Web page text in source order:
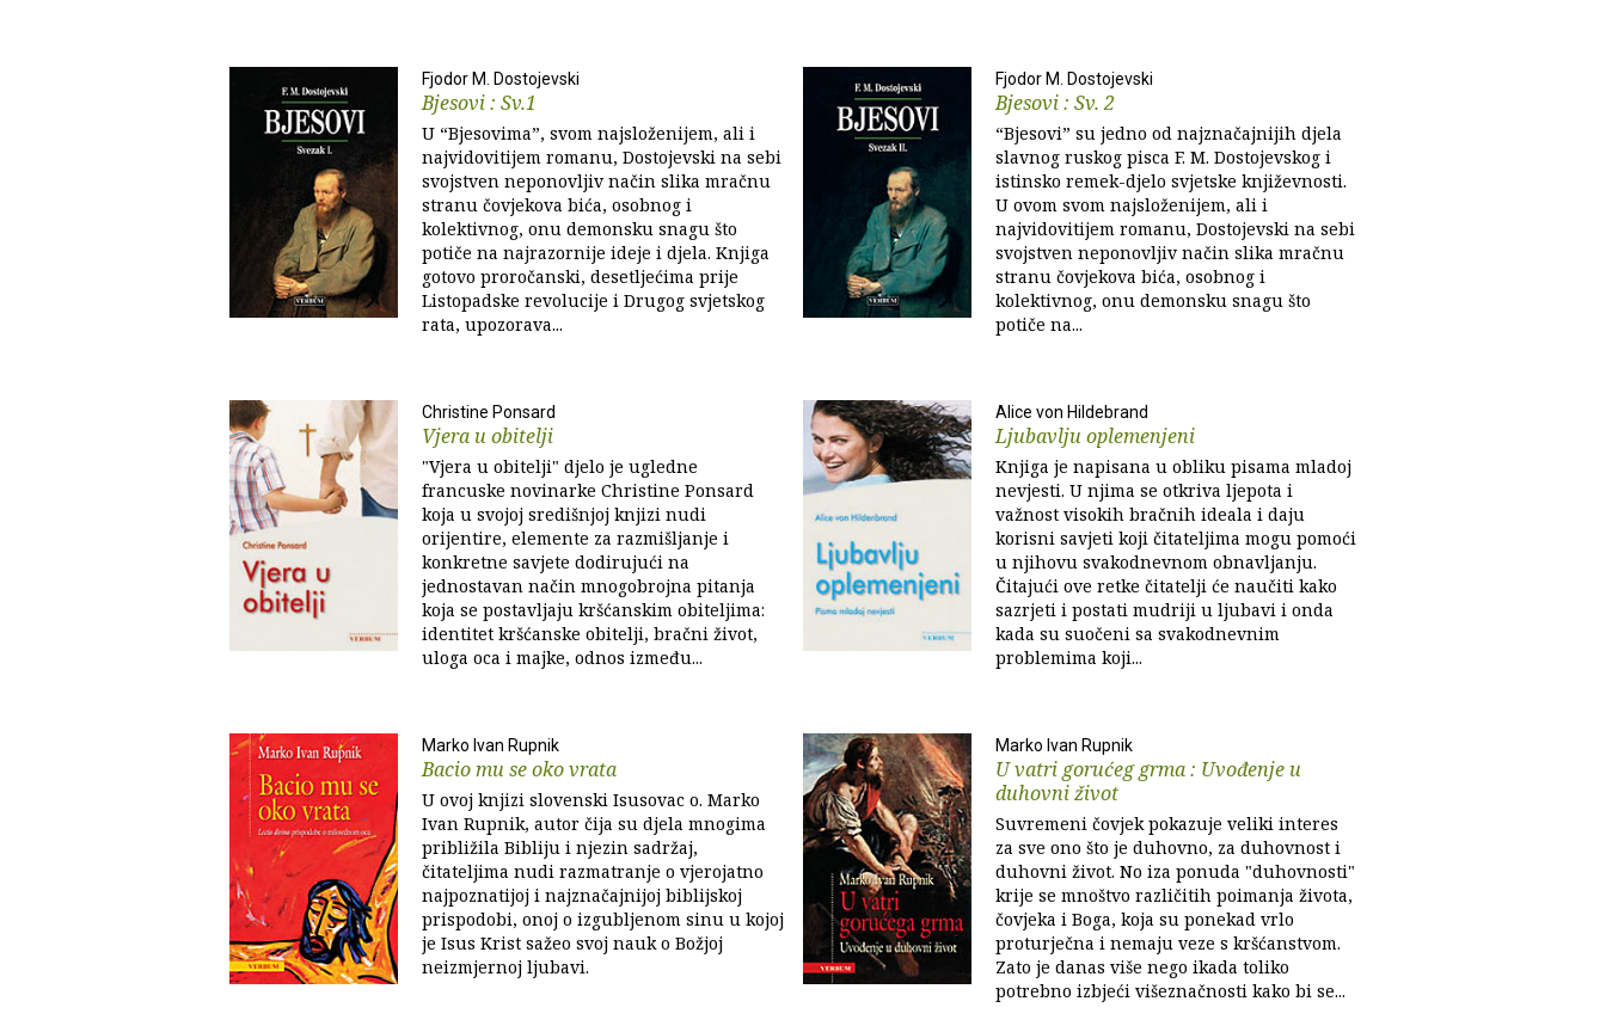
Fjodor M. Dostojevski
Bjesovi : Sv.1
U “Bjesovima”, svom najsloženijem, ali i
najvidovitijem romanu, Dostojevski na sebi
svojstven neponovljiv način slika mračnu
stranu čovjekova bića, osobnog i
kolektivnog, onu demonsku snagu što
potiče na najrazornije ideje i djela. Knjiga
gotovo proročanski, desetljećima prije
Listopadske revolucije i Drugog svjetskog
rata, upozorava...
Fjodor M. Dostojevski
Bjesovi : Sv. 2
“Bjesovi” su jedno od najznačajnijih djela
slavnog ruskog pisca F. M. Dostojevskog i
istinsko remek-djelo svjetske književnosti.
U ovom svom najsloženijem, ali i
najvidovitijem romanu, Dostojevski na sebi
svojstven neponovljiv način slika mračnu
stranu čovjekova bića, osobnog i
kolektivnog, onu demonsku snagu što
potiče na...
Christine Ponsard
Vjera u obitelji
"Vjera u obitelji" djelo je ugledne
francuske novinarke Christine Ponsard
koja u svojoj središnjoj knjizi nudi
orijentire, elemente za razmišljanje i
konkretne savjete dodirujući na
jednostavan način mnogobrojna pitanja
koja se postavljaju kršćanskim obiteljima:
identitet kršćanske obitelji, bračni život,
uloga oca i majke, odnos između...
Alice von Hildebrand
Ljubavlju oplemenjeni
Knjiga je napisana u obliku pisama mladoj
nevjesti. U njima se otkriva ljepota i
važnost visokih bračnih ideala i daju
korisni savjeti koji čitateljima mogu pomoći
u njihovu svakodnevnom obnavljanju.
Čitajući ove retke čitatelji će naučiti kako
sazrjeti i postati mudriji u ljubavi i onda
kada su suočeni sa svakodnevnim
problemima koji...
Marko Ivan Rupnik
Bacio mu se oko vrata
U ovoj knjizi slovenski Isusovac o. Marko
Ivan Rupnik, autor čija su djela mnogima
približila Bibliju i njezin sadržaj,
čitateljima nudi razmatranje o vjerojatno
najpoznatijoj i najznačajnijoj biblijskoj
prispodobi, onoj o izgubljenom sinu u kojoj
je Isus Krist sažeo svoj nauk o Božjoj
neizmjernoj ljubavi.
Marko Ivan Rupnik
U vatri gorućeg grma : Uvođenje u
duhovni život
Suvremeni čovjek pokazuje veliki interes
za sve ono što je duhovno, za duhovnost i
duhovni život. No iza ponuda "duhovnosti"
krije se mnoštvo različitih poimanja života,
čovjeka i Boga, koja su ponekad vrlo
proturječna i nemaju veze s kršćanstvom.
Zato je danas više nego ikada toliko
potrebno izbjeći višeznačnosti kako bi se...